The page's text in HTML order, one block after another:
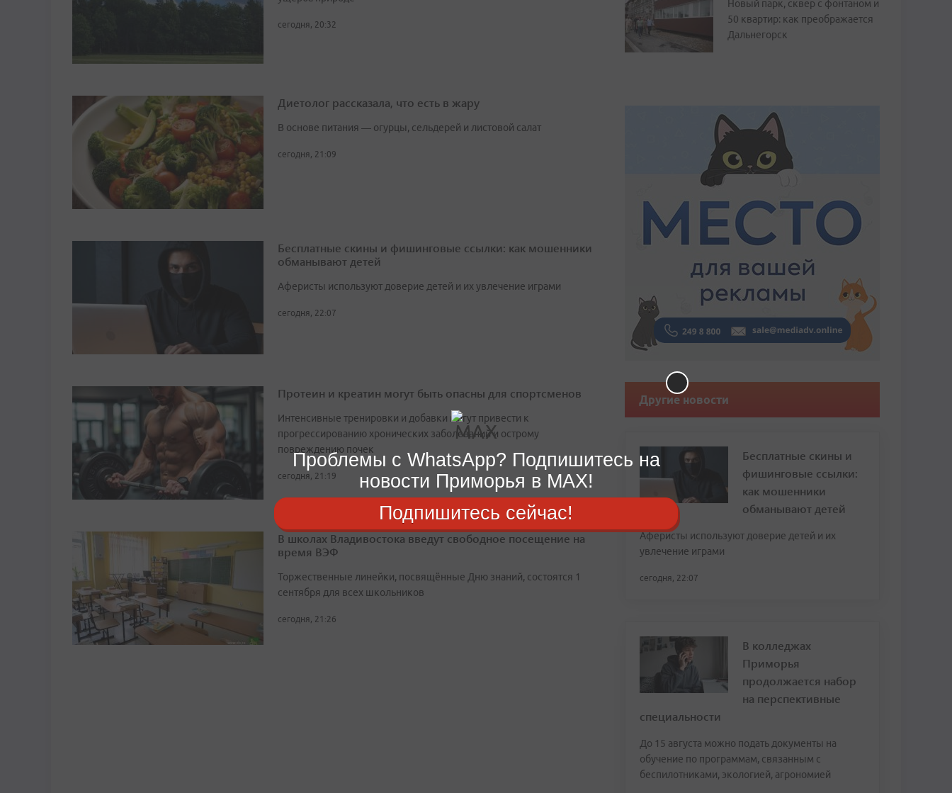
сегодня, 20:32
Диетолог рассказала, что есть в жару
В основе питания — огурцы, сельдерей и листовой салат
сегодня, 21:09
Бесплатные скины и фишинговые ссылки: как мошенники
обманывают детей
Аферисты используют доверие детей и их увлечение играми
сегодня, 22:07
Протеин и креатин могут быть опасны для спортсменов
Интенсивные тренировки и добавки могут привести к
прогрессированию хронических заболеваний и острому
повреждению почек
сегодня, 21:19
В школах Владивостока введут свободное посещение на
время ВЭФ
Торжественные линейки, посвящённые Дню знаний, состоятся 1
сентября для всех школьников
сегодня, 21:26
Новый парк, сквер с фонтаном и
50 квартир: как преображается
Дальнегорск
Другие новости
Бесплатные скины и
фишинговые ссылки:
как мошенники
обманывают детей
Аферисты используют доверие детей и их
увлечение играми
сегодня, 22:07
В колледжах
Приморья
продолжается набор
на перспективные
специальности
До 15 августа можно подать документы на
обучение по программам, связанным с
беспилотниками, экологией, агрономией
Проблемы с WhatsApp? Подпишитесь на
новости Приморья в MAX!
Подпишитесь сейчас!